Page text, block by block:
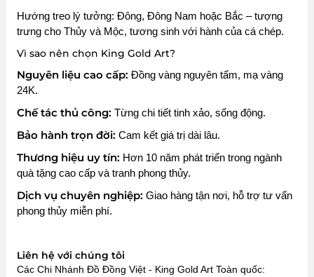
Hướng treo lý tưởng: Đông, Đông Nam hoặc Bắc – tượng
trưng cho Thủy và Mộc, tương sinh với hành của cá chép.
Vì sao nên chọn King Gold Art?
Nguyên liệu cao cấp: Đồng vàng nguyên tấm, mạ vàng
24K.
Chế tác thủ công: Từng chi tiết tinh xảo, sống động.
Bảo hành trọn đời: Cam kết giá trị dài lâu.
Thương hiệu uy tín: Hơn 10 năm phát triển trong ngành
quà tặng cao cấp và tranh phong thủy.
Dịch vụ chuyên nghiệp: Giao hàng tận nơi, hỗ trợ tư vấn
phong thủy miễn phí.
Liên hệ với chúng tôi
Các Chi Nhánh Đồ Đồng Việt - King Gold Art Toàn quốc: